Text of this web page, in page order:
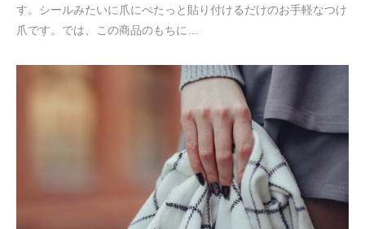
す。シールみたいに爪にぺたっと貼り付けるだけのお手軽なつけ
爪です。では、この商品のもちに…